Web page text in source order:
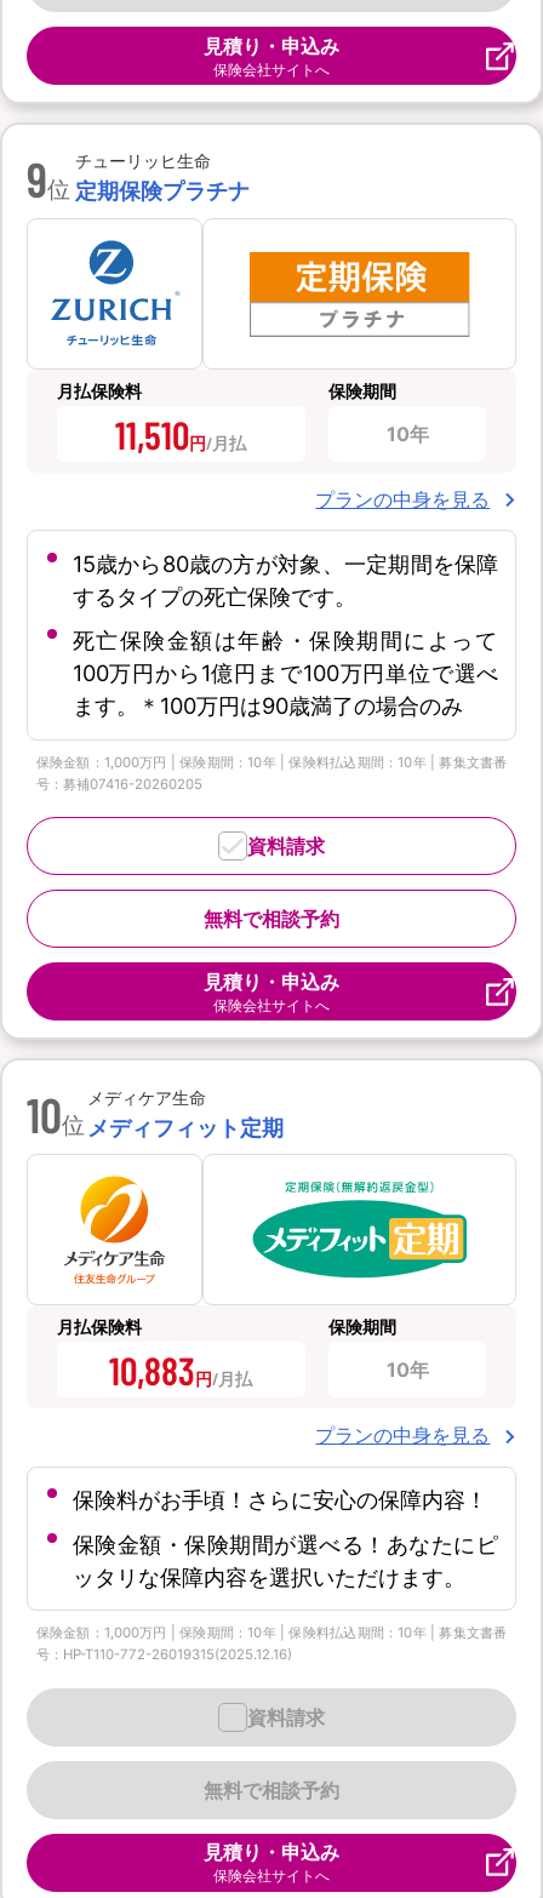
見積り・申込み
保険会社サイトへ
9位
チューリッヒ生命
定期保険プラチナ
月払保険料
11,510円
保険期間
10年
プランの中身を見る
15歳から80歳の方が対象、一定期間を保障
するタイプの死亡保険です。
死亡保険金額は年齢・保険期間によって
100万円から1億円まで100万円単位で選べ
ます。＊100万円は90歳満了の場合のみ
保険金額：1,000万円 | 保険期間：10年 | 保険料払込期間：10年 | 募集文書番
号：募補07416-20260205
無料で相談予約
資料請求
見積り・申込み
保険会社サイトへ
10位
メディケア生命
メディフィット定期
月払保険料
10,883円
保険期間
10年
プランの中身を見る
保険料がお手頃！さらに安心の保障内容！
保険金額・保険期間が選べる！あなたにピ
ッタリな保障内容を選択いただけます。
保険金額：1,000万円 | 保険期間：10年 | 保険料払込期間：10年 | 募集文書番
号：HP-T110-772-26019315(2025.12.16)
無料で相談予約
資料請求
見積り・申込み
保険会社サイトへ